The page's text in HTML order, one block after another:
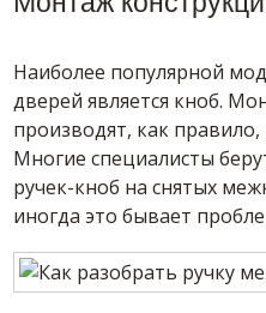
Наиболее популярной
дверей является кноб.
производят, как
Многие специалисты
ручек-кноб на снятых
иногда это бывает